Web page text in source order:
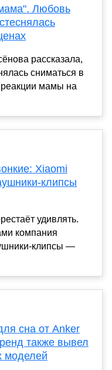
Любовь
рассказала,
сниматься в
реакции мамы на
Xiaomi
клипсы
удивлять.
компания
клипсы —
сна от Anker
также вывел
моделей